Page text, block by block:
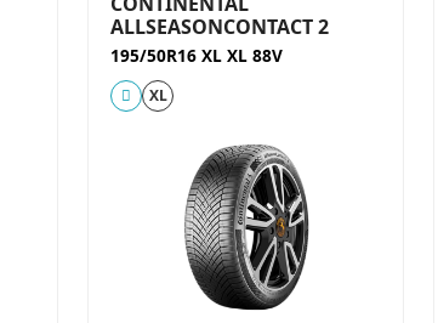
ALLSEASONCONTACT 2
195/50R16 XL XL 88V
XL